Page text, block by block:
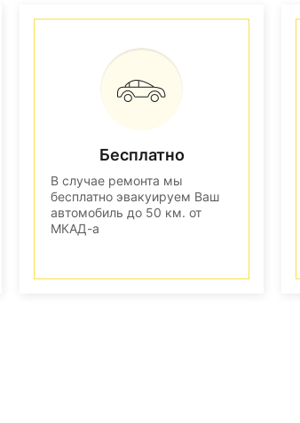
Бесплатно
В случае ремонта мы
бесплатно эвакуируем Ваш
автомобиль до 50 км. от
МКАД-а